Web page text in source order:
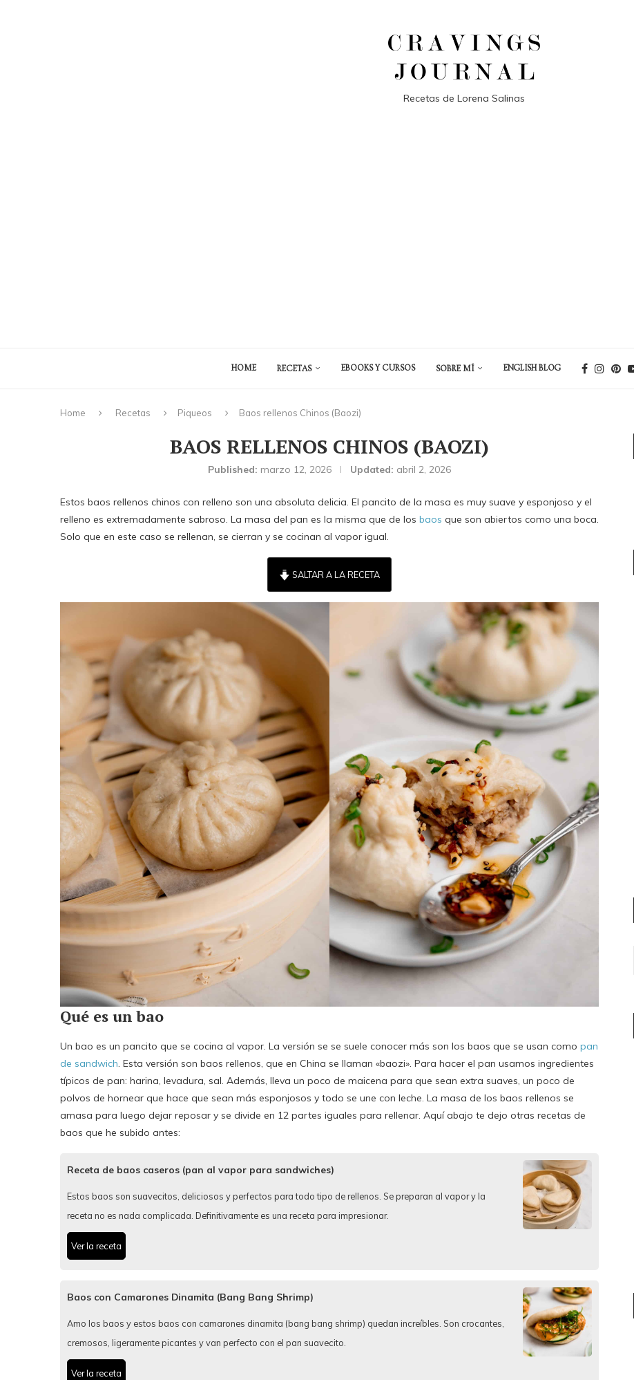
Recetas de Lorena Salinas
HOME RECETAS EBOOKS Y CURSOS SOBRE MÍ ENGLISH BLOG
Home Recetas Piqueos Baos rellenos Chinos (Baozi)
BAOS RELLENOS CHINOS (BAOZI)
Published: marzo 12, 2026 Updated: abril 2, 2026
Estos baos rellenos chinos con relleno son una absoluta delicia. El pancito de la masa es muy suave y esponjoso y el
relleno es extremadamente sabroso. La masa del pan es la misma que de los baos que son abiertos como una boca.
Solo que en este caso se rellenan, se cierran y se cocinan al vapor igual.
SALTAR A LA RECETA
Qué es un bao
Un bao es un pancito que se cocina al vapor. La versión se se suele conocer más son los baos que se usan como pan
de sandwich. Esta versión son baos rellenos, que en China se llaman «baozi». Para hacer el pan usamos ingredientes
típicos de pan: harina, levadura, sal. Además, lleva un poco de maicena para que sean extra suaves, un poco de
polvos de hornear que hace que sean más esponjosos y todo se une con leche. La masa de los baos rellenos se
amasa para luego dejar reposar y se divide en 12 partes iguales para rellenar. Aquí abajo te dejo otras recetas de
baos que he subido antes:
Receta de baos caseros (pan al vapor para sandwiches)
Estos baos son suavecitos, deliciosos y perfectos para todo tipo de rellenos. Se preparan al vapor y la
receta no es nada complicada. Definitivamente es una receta para impresionar.
Ver la receta
Baos con Camarones Dinamita (Bang Bang Shrimp)
Amo los baos y estos baos con camarones dinamita (bang bang shrimp) quedan increíbles. Son crocantes,
cremosos, ligeramente picantes y van perfecto con el pan suavecito.
Ver la receta